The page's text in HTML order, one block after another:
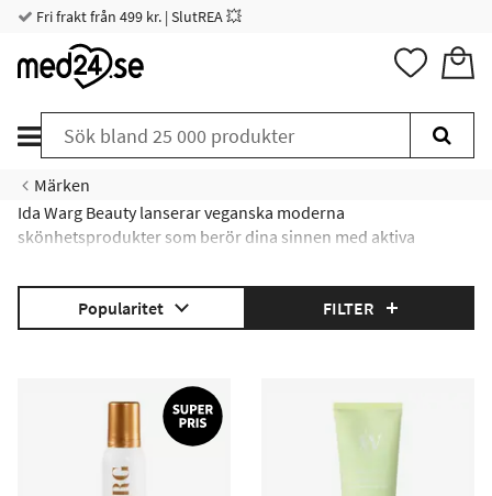
Fri frakt från 499 kr. | SlutREA 💥
Märken
Ida Warg Beauty lanserar veganska moderna
skönhetsprodukter som berör dina sinnen med aktiva
Popularitet FILTER